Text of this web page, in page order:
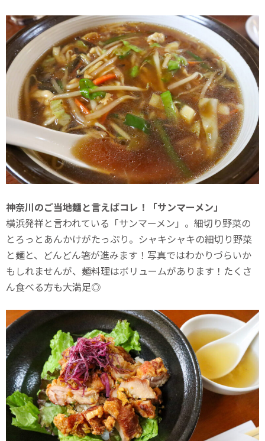
神奈川のご当地麺と言えばコレ！「サンマーメン」
横浜発祥と言われている「サンマーメン」。細切り野菜の
とろっとあんかけがたっぷり。シャキシャキの細切り野菜
と麺と、どんどん箸が進みます！写真ではわかりづらいか
もしれませんが、麺料理はボリュームがあります！たくさ
ん食べる方も大満足◎